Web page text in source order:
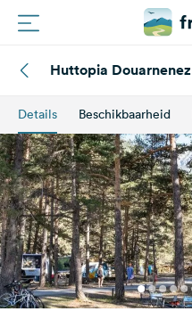
Routes
Campings
Magazine
Partners
Registreren
Inloggen
Huttopia Douarnenez
Details Beschikbaarheid